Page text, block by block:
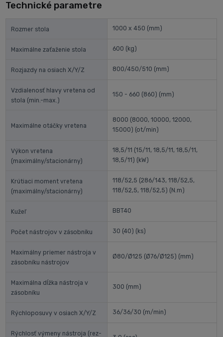
Technické parametre
Rozmer stola 1000 x 450 (mm)
Maximálne zaťaženie stola 600 (kg)
Rozjazdy na osiach X/Y/Z 800/450/510 (mm)
Vzdialenosť hlavy vretena od
stola (min.-max.)
150 - 660 (860) (mm)
Maximálne otáčky vretena
8000 (8000, 10000, 12000,
15000) (ot/min)
Výkon vretena
(maximálny/stacionárny)
18,5/11 (15/11, 18,5/11, 18,5/11,
18,5/11) (kW)
Krútiaci moment vretena
(maximálny/stacionárny)
118/52,5 (286/143, 118/52,5,
118/52,5, 118/52,5) (N.m)
Kužeľ BBT40
Počet nástrojov v zásobníku 30 (40) (ks)
Maximálny priemer nástroja v
zásobníku nástrojov
Ø80/Ø125 (Ø76/Ø125) (mm)
Maximálna dĺžka nástroja v
zásobníku
300 (mm)
Rýchloposuvy v osiach X/Y/Z 36/36/30 (m/min)
Rýchlosť výmeny nástroja (rez-